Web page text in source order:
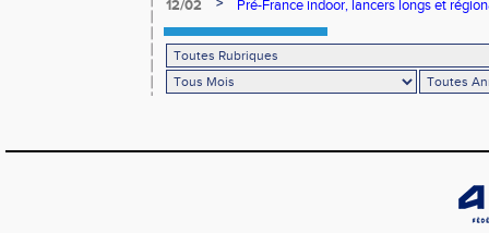
12/02
Pré-France indoor, lancers longs et